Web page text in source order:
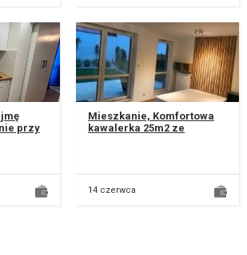
przy
Mieszkanie, Komfortowa
kawalerka 25m2 ze
Śródmieście,...
14 czerwca